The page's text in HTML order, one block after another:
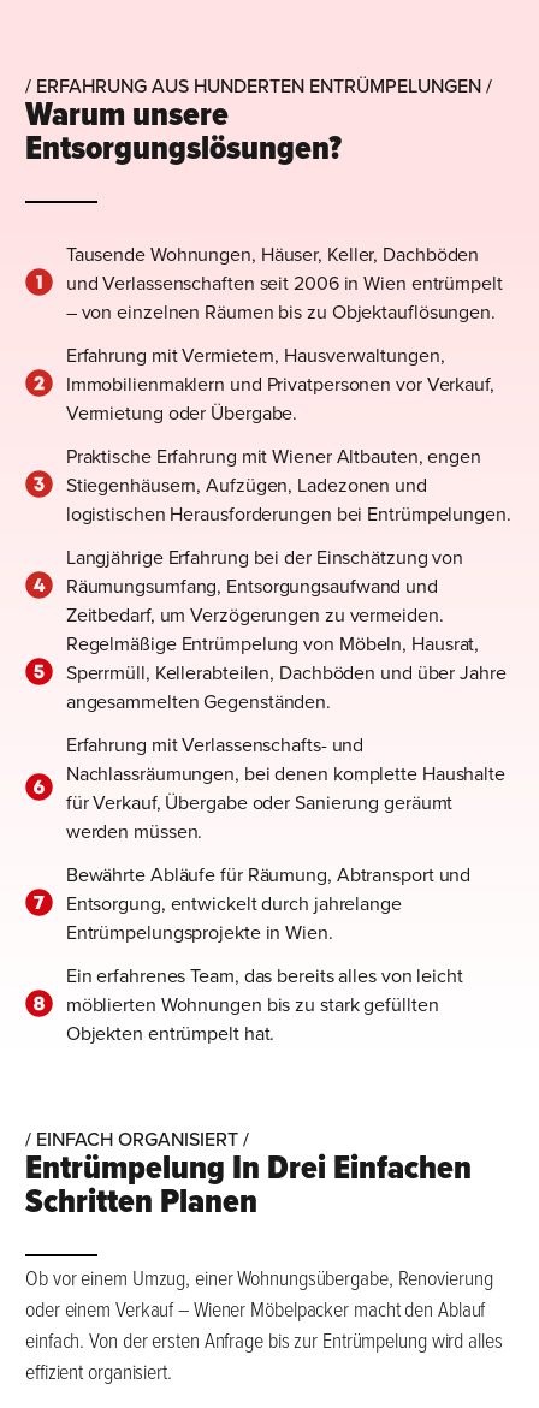
/ ERFAHRUNG AUS HUNDERTEN ENTRÜMPELUNGEN /
Warum unsere
Entsorgungslösungen?
Tausende Wohnungen, Häuser, Keller, Dachböden
und Verlassenschaften seit 2006 in Wien entrümpelt
– von einzelnen Räumen bis zu Objektauflösungen.
Erfahrung mit Vermietern, Hausverwaltungen,
Immobilienmaklern und Privatpersonen vor Verkauf,
Vermietung oder Übergabe.
Praktische Erfahrung mit Wiener Altbauten, engen
Stiegenhäusern, Aufzügen, Ladezonen und
logistischen Herausforderungen bei Entrümpelungen.
Langjährige Erfahrung bei der Einschätzung von
Räumungsumfang, Entsorgungsaufwand und
Zeitbedarf, um Verzögerungen zu vermeiden.
Regelmäßige Entrümpelung von Möbeln, Hausrat,
Sperrmüll, Kellerabteilen, Dachböden und über Jahre
angesammelten Gegenständen.
Erfahrung mit Verlassenschafts- und
Nachlassräumungen, bei denen komplette Haushalte
für Verkauf, Übergabe oder Sanierung geräumt
werden müssen.
Bewährte Abläufe für Räumung, Abtransport und
Entsorgung, entwickelt durch jahrelange
Entrümpelungsprojekte in Wien.
Ein erfahrenes Team, das bereits alles von leicht
möblierten Wohnungen bis zu stark gefüllten
Objekten entrümpelt hat.
/ EINFACH ORGANISIERT /
Entrümpelung In Drei Einfachen
Schritten Planen
Ob vor einem Umzug, einer Wohnungsübergabe, Renovierung
oder einem Verkauf – Wiener Möbelpacker macht den Ablauf
einfach. Von der ersten Anfrage bis zur Entrümpelung wird alles
effizient organisiert.